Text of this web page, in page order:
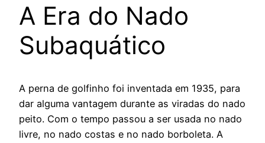
A Era do Nado
Subaquático
A perna de golfinho foi inventada em 1935, para
dar alguma vantagem durante as viradas do nado
peito. Com o tempo passou a ser usada no nado
livre, no nado costas e no nado borboleta. A